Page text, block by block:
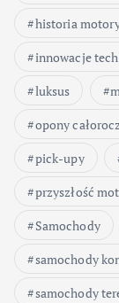
historia
innowacje
luksus
opony
pick-upy
przyszłość
Samochody
samochody
samochody